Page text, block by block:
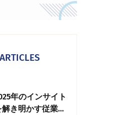
年のインサイト
解き明かす従業員